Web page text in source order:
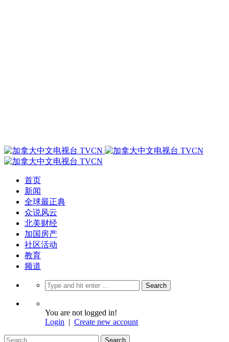
首页
新闻
全球最正典
众说风云
北美财经
加国房产
社区活动
教育
频道
You are not logged in!
Login | Create new account